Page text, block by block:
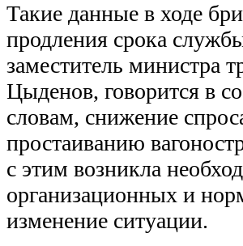
Такие данные в ходе
продления срока
заместитель министра
Цыденов, говорится в
словам, снижение
простаиванию
с этим возникла
организационных и
изменение ситуации.